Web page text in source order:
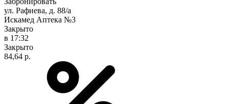
ул. Рафиева, д. 88/а
Искамед Аптека №3
Закрыто
в 17:32
Закрыто
84,64 р.